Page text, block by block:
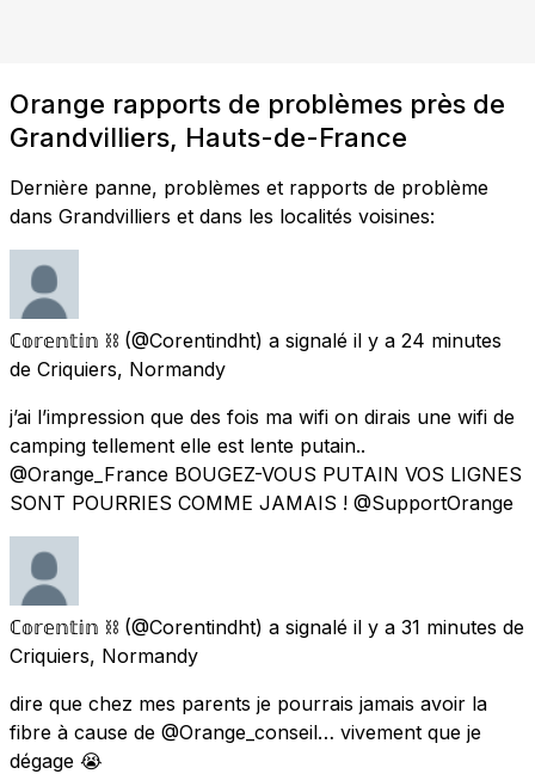
Orange rapports de problèmes près de
Grandvilliers, Hauts-de-France
Dernière panne, problèmes et rapports de problème
dans Grandvilliers et dans les localités voisines:
ℂ𝕠𝕣𝕖𝕟𝕥𝕚𝕟 ⛓ (@Corentindht) a signalé il y a 24 minutes
de Criquiers, Normandy
j’ai l’impression que des fois ma wifi on dirais une wifi de
camping tellement elle est lente putain..
@Orange_France BOUGEZ-VOUS PUTAIN VOS LIGNES
SONT POURRIES COMME JAMAIS ! @SupportOrange
ℂ𝕠𝕣𝕖𝕟𝕥𝕚𝕟 ⛓ (@Corentindht) a signalé il y a 31 minutes de
Criquiers, Normandy
dire que chez mes parents je pourrais jamais avoir la
fibre à cause de @Orange_conseil… vivement que je
dégage 😭